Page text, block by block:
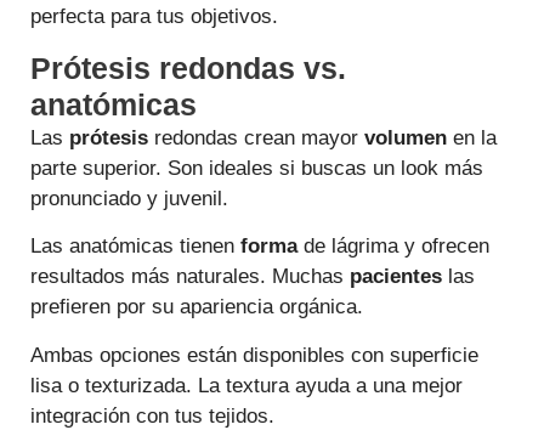
perfecta para tus objetivos.
Prótesis redondas vs.
anatómicas
Las prótesis redondas crean mayor volumen en la
parte superior. Son ideales si buscas un look más
pronunciado y juvenil.
Las anatómicas tienen formade lágrima y ofrecen
resultados más naturales. Muchas pacientes las
prefieren por su apariencia orgánica.
Ambas opciones están disponibles con superficie
lisa o texturizada. La textura ayuda a una mejor
integración con tus tejidos.